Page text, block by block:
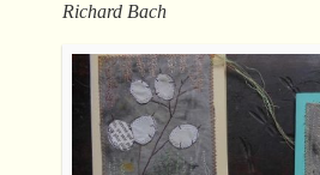
Richard Bach